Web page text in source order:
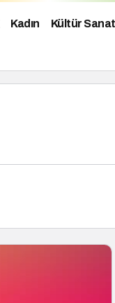
Kadın Kültür Sanat